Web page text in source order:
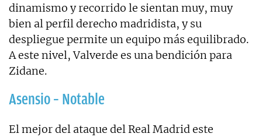
dinamismo y recorrido le sientan muy, muy
bien al perfil derecho madridista, y su
despliegue permite un equipo más equilibrado.
A este nivel, Valverde es una bendición para
Zidane.
Asensio – Notable
El mejor del ataque del Real Madrid este